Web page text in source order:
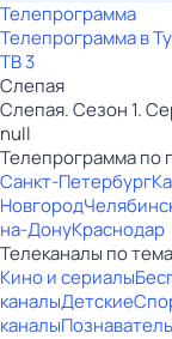
Телепрограмма
Телепрограмма в
ТВ 3
Слепая
Слепая. Сезон 1.
null
Телепрограмма по
Санкт-Петербург
Новгород
на-ДонуКраснодар
Телеканалы по
Кино и сериалы
каналыДетские
каналы